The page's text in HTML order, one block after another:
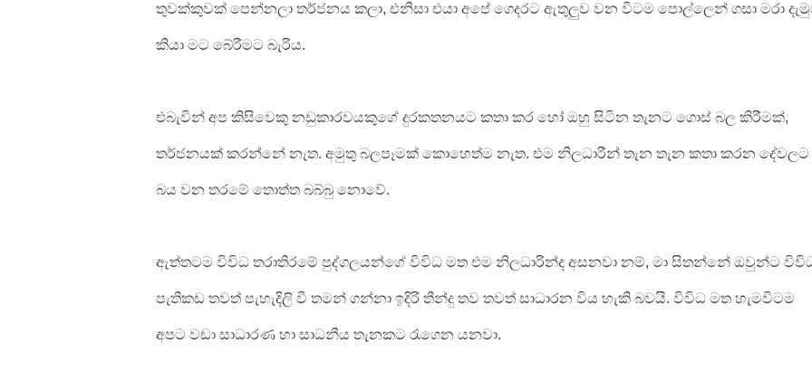
තුවක්කුවක් පෙන්නලා තර්ජනය කලා, එනිසා එයා අපේ ගෙදරට ඇතුලුව වන විටම පොල්ලෙන් ගසා මරා
කියා මට බේරීමට බැරිය.
එබැවින් අප කිසිවෙකු නඩුකාරවයකුගේ දුරකතනයට කතා කර හෝ ඔහු සිටින තැනට ගොස් බල කිරීමක්,
තර්ජනයක් කරන්නේ නැත. අමුතු බලපෑමක් කොහෙත්ම නැත. එම නිලධාරීන් තැන තැන කතා කරන දේවලට
බය වන තරමේ තොත්ත බබ්බු නොවේ.
ඇත්තටම විවිධ තරාතිරමේ පුද්ගලයන්ගේ විවිධ මත එම නිලධාරින්ද අසනවා නම්, මා සිතන්නේ ඔවුන්ට
පැතිකඩ තවත් පැහැදිලි වී තමන් ගන්නා ඉදිරි තීන්දු තව තවත් සාධාරන විය හැකි බවයි. විවිධ මත හැමවිටම
අපට වඩා සාධාරණ හා සාධනීය තැනකට රැගෙන යනවා.